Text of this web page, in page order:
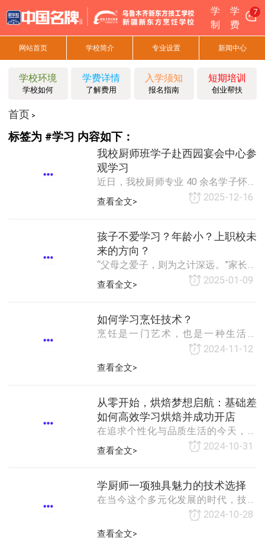
学
制
学
费
7
网站首页 学校简介 专业设置 新闻中心
学校环境
学校如何
学费详情
了解费用
入学须知
报名指南
短期培训
创业帮扶
首页 >
标签为 #学习 内容如下：
我校厨师班学子赴西园宴会中心参
观学习
近日，我校厨师专业 40 余名学子怀揣
求知热忱，走进西园宴会中心开展沉
浸式参观活动，从浪漫精致的婚礼主
全方位感受餐饮企业的运作模式与行
业匠心。活动开始，学子们在工作人
员带领下走进婚礼主题宴会厅。水晶
吊顶折射出柔和光芒，淡粉色花艺缠
绕着仪式台，餐桌中央的定制摆件与
子们围在餐桌旁，仔细观察餐具摆放
顺序，不时提问 “200 人婚宴如何保证
2025-12-16
查看全文>
孩子不爱学习？年龄小？上职校未
来的方向？
“父母之爱子，则为之计深远。”家长对
孩子人生中每一个岔路口的选择，往
往都熟思审处，生怕孩子选错一步多
读，家长更是深思熟虑，您的顾虑，
小编都懂，今天就来为您解答。问1：
我孩子不爱学习，来技校能学下去
吗？有很多孩子并不是不爱学习，而
是不适合应试教育下开设的枯燥理论
心，凡事喜欢亲身经历切身探索。普
通中学开设的课程几乎都是理论，孩
子对此难以提起
2025-01-09
查看全文>
如何学习烹饪技术？
烹饪是一门艺术，也是一种生活技
能。掌握烹饪技术不仅可以让你的生
和社交能力。那么，如何学习烹饪技
法，帮助你成为一名出色的厨师。
一、确定学习目标在开始学习烹饪之
前，首先要明确自己的学习目标。你
想要掌握哪些基本的烹饪技巧？你希
望能够制作哪些类型的菜肴？你想要
二、学习基础知识1.
2024-11-12
查看全文>
从零开始，烘焙梦想启航：基础差
如何高效学习烘焙并成功开店
在追求个性化与品质生活的今天，烘
焙行业以其独特的魅力吸引着越来越
多的人加入。对于烘焙初学者，尤其
到一条适合自己的学习路径，最终实
现开店梦想，或许是一个既充满期待
又略带迷茫的过程。本文将为您梳理
几条实用的建议，帮助您在烘焙之路
上稳步前行。1. 选择专业烘焙学校或
2024-10-31
查看全文>
学厨师一项独具魅力的技术选择
在当今这个多元化发展的时代，技术
学习成为了许多人追求个人成长与职
中，学习厨师不仅是一门技艺的传
2024-10-28
查看全文>